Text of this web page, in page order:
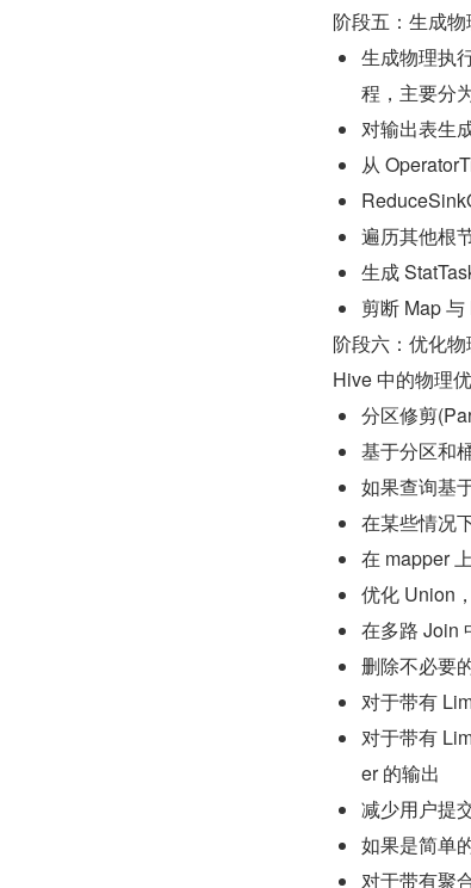
阶段五：生成
生成物理执
程，主要分
对输出表生
从
遍历其他根
生成
剪断 Map
阶段六：优化
Hive 中的物理
分区修剪
基于分区和
如果查询基
在某些情况
在 mapper
优化 Union
在多路 Join
删除不必要
对于带有
对于带有
er 的输出
减少用户提
如果是简单
对于带有聚